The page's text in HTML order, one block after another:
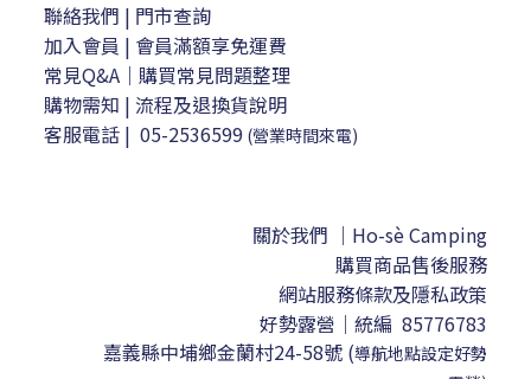
聯絡我們 | 門市查詢
加入會員 | 會員滿額享免運費
常見Q&A｜購買常見問題整理
購物需知 | 流程及退換貨說明
客服電話 | 05-2536599 (營業時間來電)
關於我們 ｜Ho-sè Camping
購買商品售後服務
網站服務條款及隱私政策
好勢露營｜ 統編 85776783
嘉義縣中埔鄉金蘭村24-58號 (導航地點設定好勢